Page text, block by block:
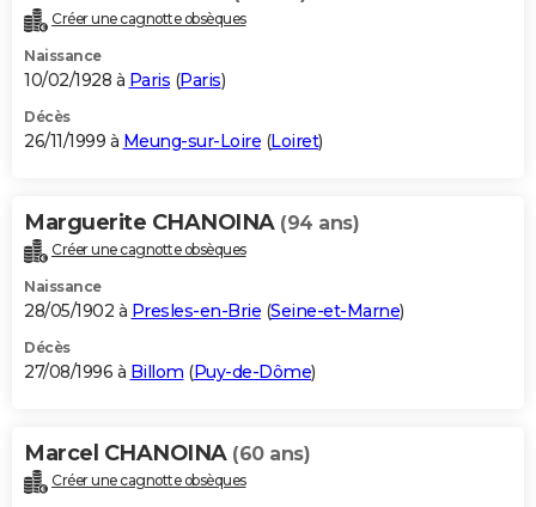
Créer une cagnotte obsèques
Naissance
10/02/1928 à Paris (Paris)
Décès
26/11/1999 à Meung-sur-Loire (Loiret)
Marguerite CHANOINA (94 ans)
Créer une cagnotte obsèques
Naissance
28/05/1902 à Presles-en-Brie (Seine-et-Marne)
Décès
27/08/1996 à Billom (Puy-de-Dôme)
Marcel CHANOINA (60 ans)
Créer une cagnotte obsèques